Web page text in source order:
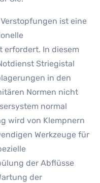
ist eine
erfordert. In diesem
Striegistal
in den
Normen nicht
normal
wird von Klempnern
Werkzeuge für
der Abflüsse
der